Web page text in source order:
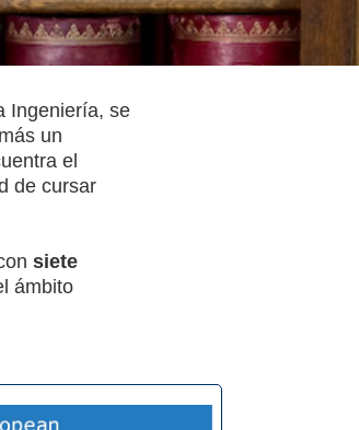
Ingeniería, se
un
el
de cursar
siete
ámbito